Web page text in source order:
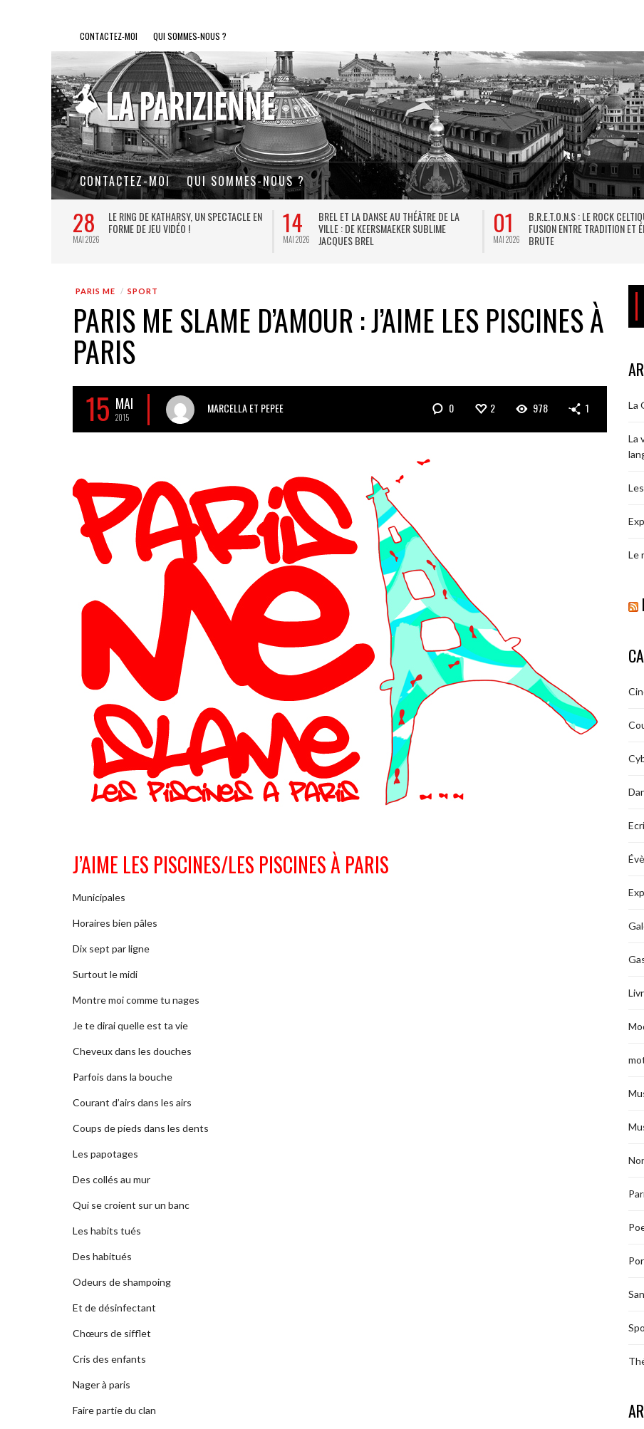
CONTACTEZ-MOI QUI SOMMES-NOUS ?
CONTACTEZ-MOI QUI SOMMES-NOUS ?
28
MAI 2026
LE RING DE KATHARSY, UN SPECTACLE EN
FORME DE JEU VIDÉO !
14
MAI 2026
BREL ET LA DANSE AU THÉÂTRE DE LA
VILLE : DE KEERSMAEKER SUBLIME
JACQUES BREL
01
MAI 2026
B.R.E.T.O.N.S : LE ROCK
FUSION ENTRE TRADITION ET
BRUTE
PARIS ME SPORT
PARIS ME SLAME D’AMOUR : J’AIME LES PISCINES À
PARIS
15 MAI
2015
MARCELLA ET PEPEE 0 2 978 1
J’AIME LES PISCINES/LES PISCINES À PARIS
Municipales
Horaires bien pâles
Dix sept par ligne
Surtout le midi
Montre moi comme tu nages
Je te dirai quelle est ta vie
Cheveux dans les douches
Parfois dans la bouche
Courant d’airs dans les airs
Coups de pieds dans les dents
Les papotages
Des collés au mur
Qui se croient sur un banc
Les habits tués
Des habitués
Odeurs de shampoing
Et de désinfectant
Chœurs de sifflet
Cris des enfants
Nager à paris
Faire partie du clan
La
La
Le